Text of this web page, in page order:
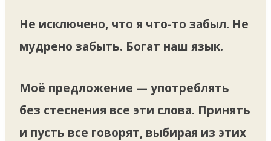
Не исключено, что я что-то забыл. Не
мудрено забыть. Богат наш язык.
Моё предложение — употреблять
без стеснения все эти слова. Принять
и пусть все говорят, выбирая из этих